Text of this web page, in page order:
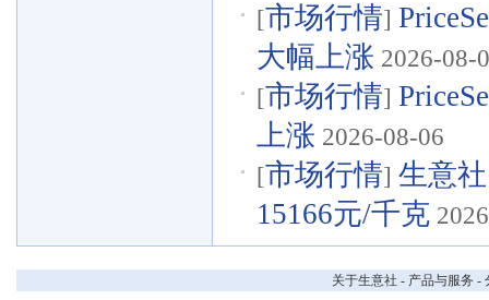
[市场行情]
大幅上涨 2026-08-
[市场行情]
上涨 2026-08-06
[市场行情] 生意
15166元/千克
关于生意社 - 产品与服务 -